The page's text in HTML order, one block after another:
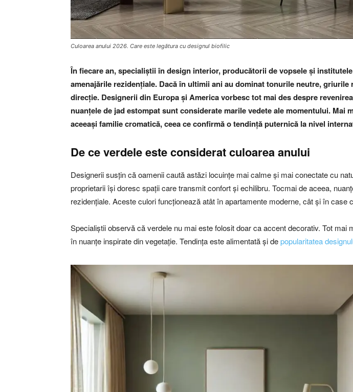
Culoarea anului 2026. Care este legătura cu designul biofilic
În fiecare an, specialiștii în design interior, producătorii de vopsele și
amenajările rezidențiale. Dacă în ultimii ani au dominat tonurile neutre,
direcție. Designerii din Europa și America vorbesc tot mai des despre
nuanțele de jad estompat sunt considerate marile vedete ale momentului.
aceeași familie cromatică, ceea ce confirmă o tendință puternică la nivel
De ce verdele este considerat culoarea anului
Designerii susțin că oamenii caută astăzi locuințe mai calme și mai conectate cu
proprietarii își doresc spații care transmit confort și echilibru. Tocmai de aceea,
rezidențiale. Aceste culori funcționează atât în apartamente moderne, cât și în
Specialiștii observă că verdele nu mai este folosit doar ca accent decorativ. Tot
în nuanțe inspirate din vegetație. Tendința este alimentată și depopularitatea